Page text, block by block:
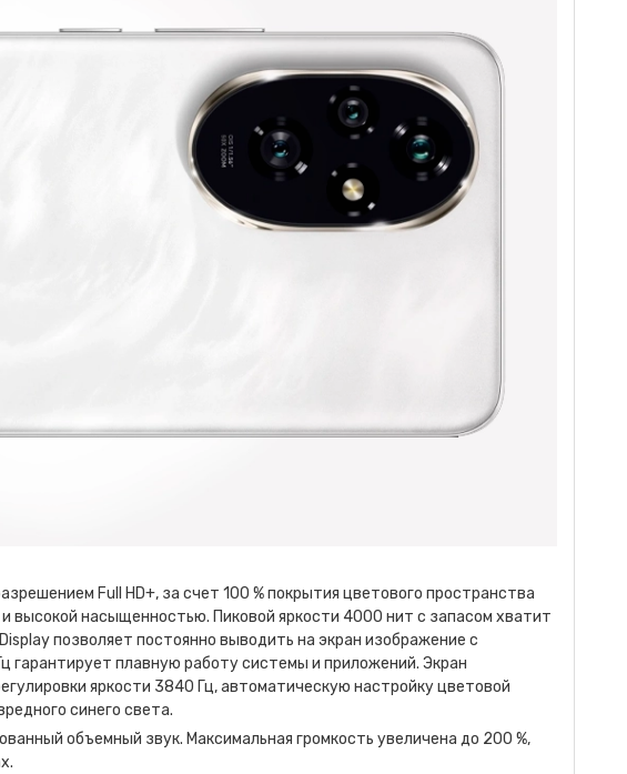
Full HD+, за счет 100 % покрытия цветового пространства
высокой насыщенностью. Пиковой яркости 4000 нит с запасом хватит
позволяет постоянно выводить на экран изображение с
гарантирует плавную работу системы и приложений. Экран
яркости 3840 Гц, автоматическую настройку цветовой
синего света.
объемный звук. Максимальная громкость увеличена до 200 %,